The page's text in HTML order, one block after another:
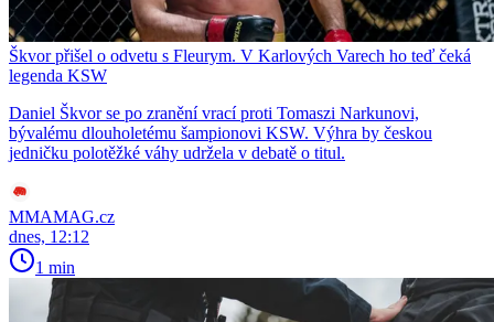
Škvor přišel o odvetu s Fleurym. V Karlových Varech ho teď čeká
legenda KSW
Daniel Škvor se po zranění vrací proti Tomaszi Narkunovi,
bývalému dlouholetému šampionovi KSW. Výhra by českou
jedničku polotěžké váhy udržela v debatě o titul.
MMAMAG.cz
dnes, 12:12
1 min